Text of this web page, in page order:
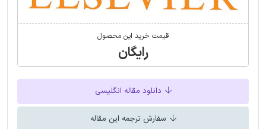
قیمت خرید این محصول
رایگان
دانلود مقاله انگلیسی
سفارش ترجمه این مقاله